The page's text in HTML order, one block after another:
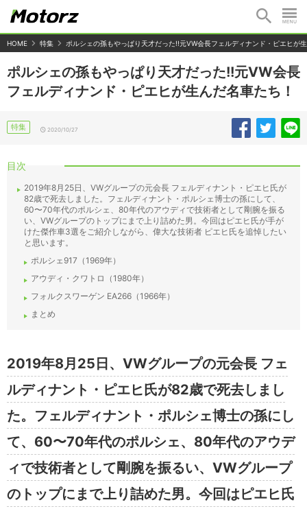
HOME 特集 ポルシェの孫もやっぱり天才だった!!元VW会長フェルディナンド・ピエヒが
ポルシェの孫もやっぱり天才だった!!元VW会長
フェルディナンド・ピエヒが生んだ名車たち！
特集 2020/10/27
目次
2019年8月25日、VWグループの元会長 フェルディナント・ピエヒ氏が
82歳で死去しました。フェルディナント・ポルシェ博士の孫にして、
60〜70年代のポルシェ、80年代のアウディで技術者として剛腕を振る
い、VWグループのトップにまで上り詰めた男。今回はピエヒ氏が手が
けた傑作車3選をご紹介しながら、偉大な技術者 ピエヒ氏を追悼したい
と思います。
ポルシェ917（1969年）
アウディ・クワトロ（1980年）
フォルクスワーゲン EA266（1966年）
まとめ
2019年8月25日、VWグループの元会長 フェ
ルディナント・ピエヒ氏が82歳で死去しまし
た。フェルディナント・ポルシェ博士の孫にし
て、60〜70年代のポルシェ、80年代のアウデ
ィで技術者として剛腕を振るい、VWグループ
のトップにまで上り詰めた男。今回はピエヒ氏